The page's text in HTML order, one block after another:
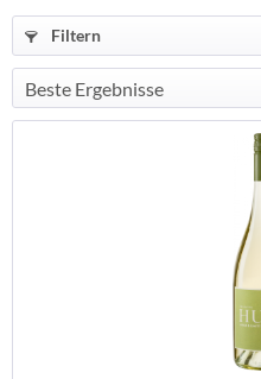
Filtern